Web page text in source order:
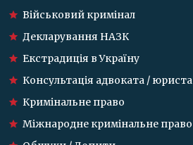
Військовий кримінал
Декларування НАЗК
Екстрадиція в Україну
Консультація адвоката / юриста
Кримінальне право
Міжнародне кримінальне право